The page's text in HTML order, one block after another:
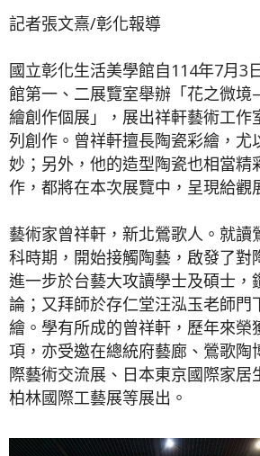
記者張文熹/彰化報導
國立彰化生活美學館自114年7月3
館第一、二展覽室舉辦「花之微
繪創作個展」，展出祥軒藝術工作
列創作。曾祥軒擅長陶瓷彩繪，尤
妙；另外，他的造型陶瓷也相當精
作，都將在本次展覽中，呈現給觀
藝術家曾祥軒，新北鶯歌人。就讀
科時期，開始接觸陶藝，啟發了對
進一步於台藝大攻讀學士及碩士，
論；又拜師於存仁堂汪泓玉老師門
繪。學有所成的曾祥軒，歷年來榮
項，亦受邀在總統府藝廊、鶯歌陶
際藝術交流展、日本東京國際家居
柏林國際工藝展等展出。